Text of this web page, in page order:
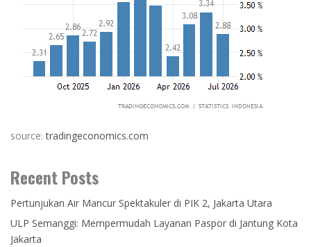
source:tradingeconomics.com
Recent Posts
Pertunjukan Air Mancur Spektakuler di PIK 2, Jakarta Utara
ULP Semanggi: Mempermudah Layanan Paspor di Jantung Kota
Jakarta